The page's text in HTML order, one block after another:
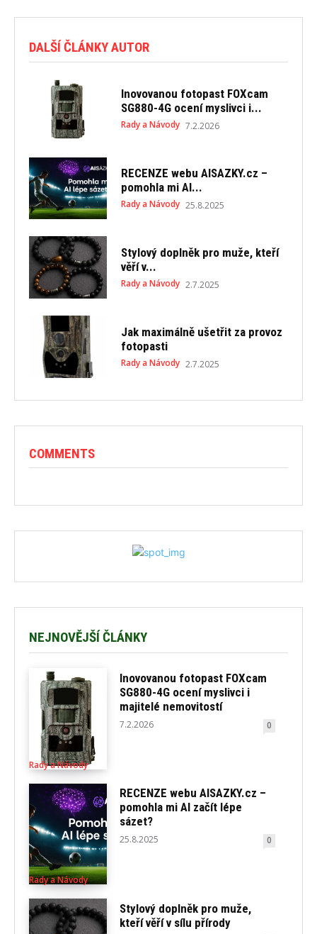
DALŠÍ ČLÁNKY AUTOR
Inovovanou fotopast FOXcam
SG880-4G ocení myslivci i...
Rady a Návody 7.2.2026
RECENZE webu AISAZKY.cz –
pomohla mi AI...
Rady a Návody 25.8.2025
Stylový doplněk pro muže, kteří
věří v...
Rady a Návody 2.7.2025
Jak maximálně ušetřit za provoz
fotopasti
Rady a Návody 2.7.2025
COMMENTS
NEJNOVĚJŠÍ ČLÁNKY
Rady a Návody
Inovovanou fotopast FOXcam
SG880-4G ocení myslivci i
majitelé nemovitostí
7.2.2026 0
Rady a Návody
RECENZE webu AISAZKY.cz –
pomohla mi AI začít lépe
sázet?
25.8.2025 0
Stylový doplněk pro muže,
kteří věří v sílu přírody